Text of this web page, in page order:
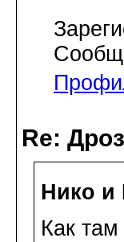
Re:
Нико и
Как